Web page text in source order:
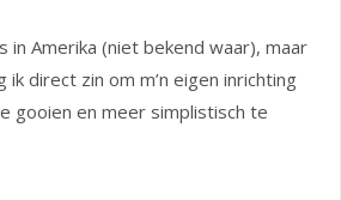
in Amerika (niet bekend waar), maar
ik direct zin om m’n eigen inrichting
gooien en meer simplistisch te